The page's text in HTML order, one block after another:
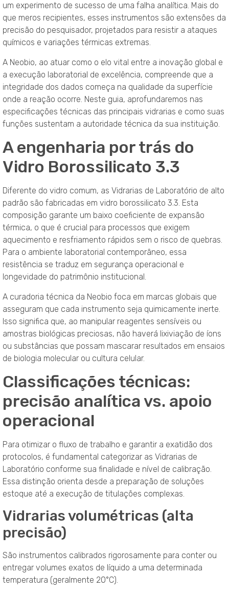
um experimento de sucesso de uma falha analítica. Mais do
que meros recipientes, esses instrumentos são extensões da
precisão do pesquisador, projetados para resistir a ataques
químicos e variações térmicas extremas.
A Neobio, ao atuar como o elo vital entre a inovação global e
a execução laboratorial de excelência, compreende que a
integridade dos dados começa na qualidade da superfície
onde a reação ocorre. Neste guia, aprofundaremos nas
especificações técnicas das principais vidrarias e como suas
funções sustentam a autoridade técnica da sua instituição.
A engenharia por trás do
Vidro Borossilicato 3.3
Diferente do vidro comum, as Vidrarias de Laboratório de alto
padrão são fabricadas em vidro borossilicato 3.3. Esta
composição garante um baixo coeficiente de expansão
térmica, o que é crucial para processos que exigem
aquecimento e resfriamento rápidos sem o risco de quebras.
Para o ambiente laboratorial contemporâneo, essa
resistência se traduz em segurança operacional e
longevidade do patrimônio institucional.
A curadoria técnica da Neobio foca em marcas globais que
asseguram que cada instrumento seja quimicamente inerte.
Isso significa que, ao manipular reagentes sensíveis ou
amostras biológicas preciosas, não haverá lixiviação de íons
ou substâncias que possam mascarar resultados em ensaios
de biologia molecular ou cultura celular.
Classificações técnicas:
precisão analítica vs. apoio
operacional
Para otimizar o fluxo de trabalho e garantir a exatidão dos
protocolos, é fundamental categorizar as Vidrarias de
Laboratório conforme sua finalidade e nível de calibração.
Essa distinção orienta desde a preparação de soluções
estoque até a execução de titulações complexas.
Vidrarias volumétricas (alta
precisão)
São instrumentos calibrados rigorosamente para conter ou
entregar volumes exatos de líquido a uma determinada
temperatura (geralmente 20°C).